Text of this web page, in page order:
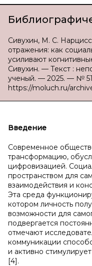
Сивухин, М. С.
отражения: как
усиливают
Сивухин. — Текст :
ученый. — 2025. — №
https://moluch.ru/
Введение
Современное
трансформацию,
цифровизацией.
пространством для
взаимодействия и
Эта среда
котором личность
возможности для
подвергается
отмечают
коммуникации
и активно
[4].